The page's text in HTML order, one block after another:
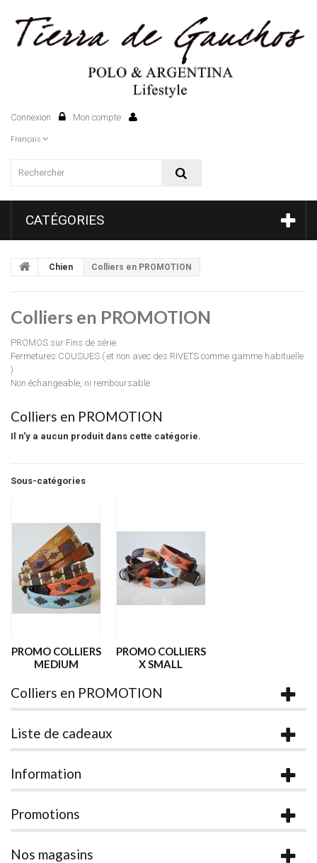
Connexion Mon compte
Français
CATÉGORIES
Chien Colliers en PROMOTION
Colliers en PROMOTION
PROMOS sur Fins de série
Fermetures COUSUES ( et non avec des RIVETS comme gamme habituelle
)
Non échangeable, ni remboursable
Colliers en PROMOTION
Il n'y a aucun produit dans cette catégorie.
Sous-catégories
PROMO COLLIERS
MEDIUM
PROMO COLLIERS
X SMALL
Colliers en PROMOTION
Liste de cadeaux
Information
Promotions
Nos magasins